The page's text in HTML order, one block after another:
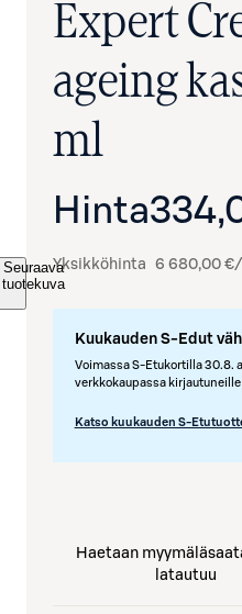
Seuraava
tuotekuva
Expert
ageing
ml
Hinta
Yksikköhinta 6 680,00 €/l
Kuukauden S-Edut
Voimassa S-Etukortilla 30.8.
verkkokaupassa
Katso kuukauden S-
Haetaan
latautuu